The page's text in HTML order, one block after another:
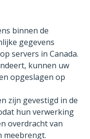
binnen de
gegevens
servers in Canada.
kunnen uw
opgeslagen op
zijn gevestigd in de
hun verwerking
overdracht van
meebrengt.